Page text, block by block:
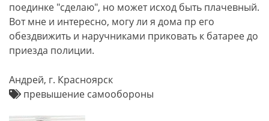
поединке "сделаю", но может исход быть плачевный.
Вот мне и интересно, могу ли я дома пр его
обездвижить и наручниками приковать к батарее до
приезда полиции.
Андрей, г. Красноярск
превышение самообороны